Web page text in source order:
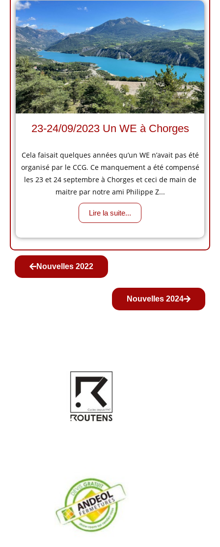
23-24/09/2023 Un WE à Chorges
Cela faisait quelques années qu’un WE n’avait pas été
organisé par le CCG. Ce manquement a été compensé
les 23 et 24 septembre à Chorges et ceci de main de
maitre par notre ami Philippe Z...
Lire la suite...
Nouvelles 2022
Nouvelles 2024